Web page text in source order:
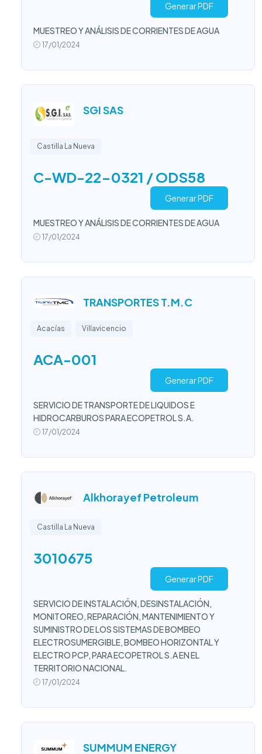
Generar PDF
MUESTREO Y ANÁLISIS DE CORRIENTES DE AGUA
17/01/2024
SGI SAS
Castilla La Nueva
C-WD-22-0321 / ODS58
Generar PDF
MUESTREO Y ANÁLISIS DE CORRIENTES DE AGUA
17/01/2024
TRANSPORTES T.M.C
Acacías Villavicencio
ACA-001
Generar PDF
SERVICIO DE TRANSPORTE DE LIQUIDOS E
HIDROCARBUROS PARA ECOPETROL S.A.
17/01/2024
Alkhorayef Petroleum
Castilla La Nueva
3010675
Generar PDF
SERVICIO DE INSTALACIÓN, DESINSTALACIÓN,
MONITOREO, REPARACIÓN, MANTENIMIENTO Y
SUMINISTRO DE LOS SISTEMAS DE BOMBEO
ELECTROSUMERGIBLE, BOMBEO HORIZONTAL Y
ELECTRO PCP, PARA ECOPETROL S.A EN EL
TERRITORIO NACIONAL.
17/01/2024
SUMMUM ENERGY